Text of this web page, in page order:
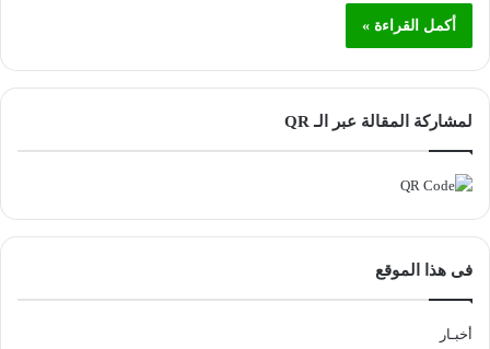
أكمل القراءة »
لمشاركة المقالة عبر الـ QR
فى هذا الموقع
أخبـار